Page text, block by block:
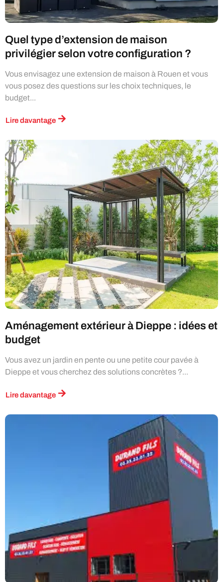
Quel type d’extension de maison
privilégier selon votre configuration ?
Vous envisagez une extension de maison à Rouen et vous
vous posez des questions sur les choix techniques, le
budget...
Lire davantage
Aménagement extérieur à Dieppe : idées et
budget
Vous avez un jardin en pente ou une petite cour pavée à
Dieppe et vous cherchez des solutions concrètes ?...
Lire davantage